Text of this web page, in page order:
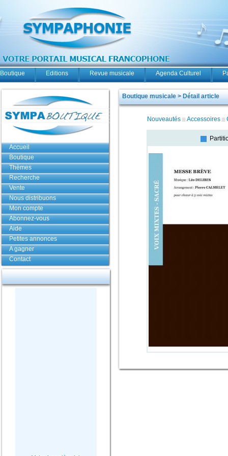
Boutique Editions Revue musicale Agenda Culturel
Accueil
Boutique
Thèmes
Recherche
Vente
Nous distribuons
Mon compte
Abonnez-vous
Aide
Petites annonces
A gagner
Contact
Boutique musicale > Détail article
Nouveautés Accessoires